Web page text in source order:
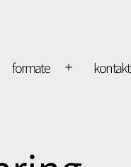
formate
Openkontakt